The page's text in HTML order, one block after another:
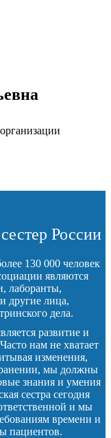
России
130 000 человек
являются
лаборанты,
другие лица,
дела.
развитие и
нам не хватает
изменения,
мы должны
знания и умения
сестра сегодня
и мы
времени и
пациентов.